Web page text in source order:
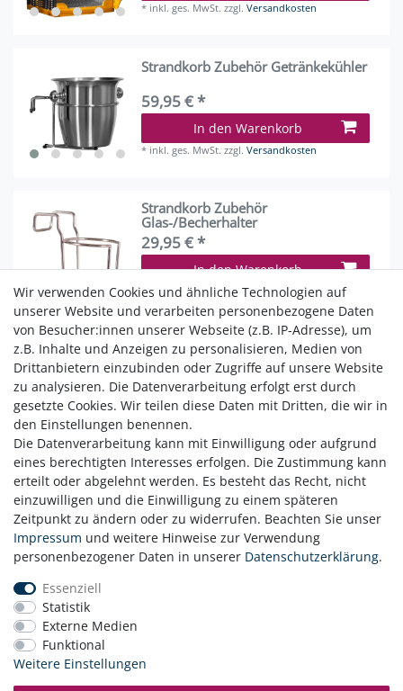
* inkl. ges. MwSt. zzgl.Versandkosten
Strandkorb Zubehör Getränkekühler
59,95 € *
In den Warenkorb
* inkl. ges. MwSt. zzgl.Versandkosten
Strandkorb Zubehör
Glas-/Becherhalter
29,95 € *
In den Warenkorb
*inkl. ges. MwSt.zzgl.Versandkosten
Strandkorb Zubehör Pflegeset
44,00 € *
In den Warenkorb
*inkl. ges. MwSt.
Zahlung
Versand
AGB
Hinweis zur Batterieentsorgung
Erklärung zur Barrierefreiheit
Kontakt
Wir verwenden Cookies und ähnliche Technologien auf
unserer Website und verarbeiten personenbezogene Daten
von Besucher:innen unserer Webseite (z.B. IP-Adresse), um
z.B. Inhalte und Anzeigen zu personalisieren, Medien von
Drittanbietern einzubinden oder Zugriffe auf unsere Website
zu analysieren. Die Datenverarbeitung erfolgt erst durch
gesetzte Cookies. Wir teilen diese Daten mit Dritten, die wir in
den Einstellungen benennen.
Die Datenverarbeitung kann mit Einwilligung oder aufgrund
eines berechtigten Interesses erfolgen. Die Zustimmung kann
erteilt oder abgelehnt werden. Es besteht das Recht, nicht
einzuwilligen und die Einwilligung zu einem späteren
Zeitpunkt zu ändern oder zu widerrufen. Beachten Sie unser
Impressum und weitere Hinweise zur Verwendung
personenbezogener Daten in unserer Daten­schutz­erklärung.
Essenziell
Statistik
Externe Medien
Funktional
Weitere Einstellungen